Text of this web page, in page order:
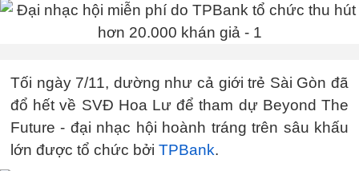
Tối ngày 7/11, dường như cả giới trẻ Sài Gòn đã
đổ hết về SVĐ Hoa Lư để tham dự Beyond The
Future - đại nhạc hội hoành tráng trên sâu khấu
lớn được tổ chức bởi TPBank.